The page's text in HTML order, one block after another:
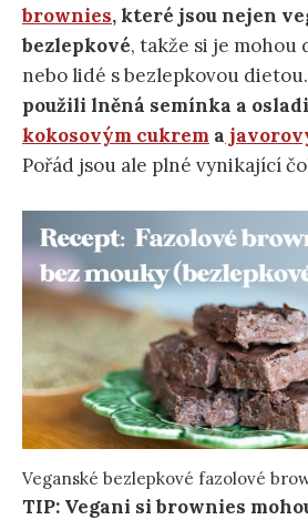
brownies, které jsou nejen
bezlepkové, takže si je mohou
nebo lidé s bezlepkovou dietou.
použili lněná semínka a
kokosovým cukrem a
Pořád jsou ale plné vynikající
Veganské bezlepkové fazolové
TIP: Vegani si brownies